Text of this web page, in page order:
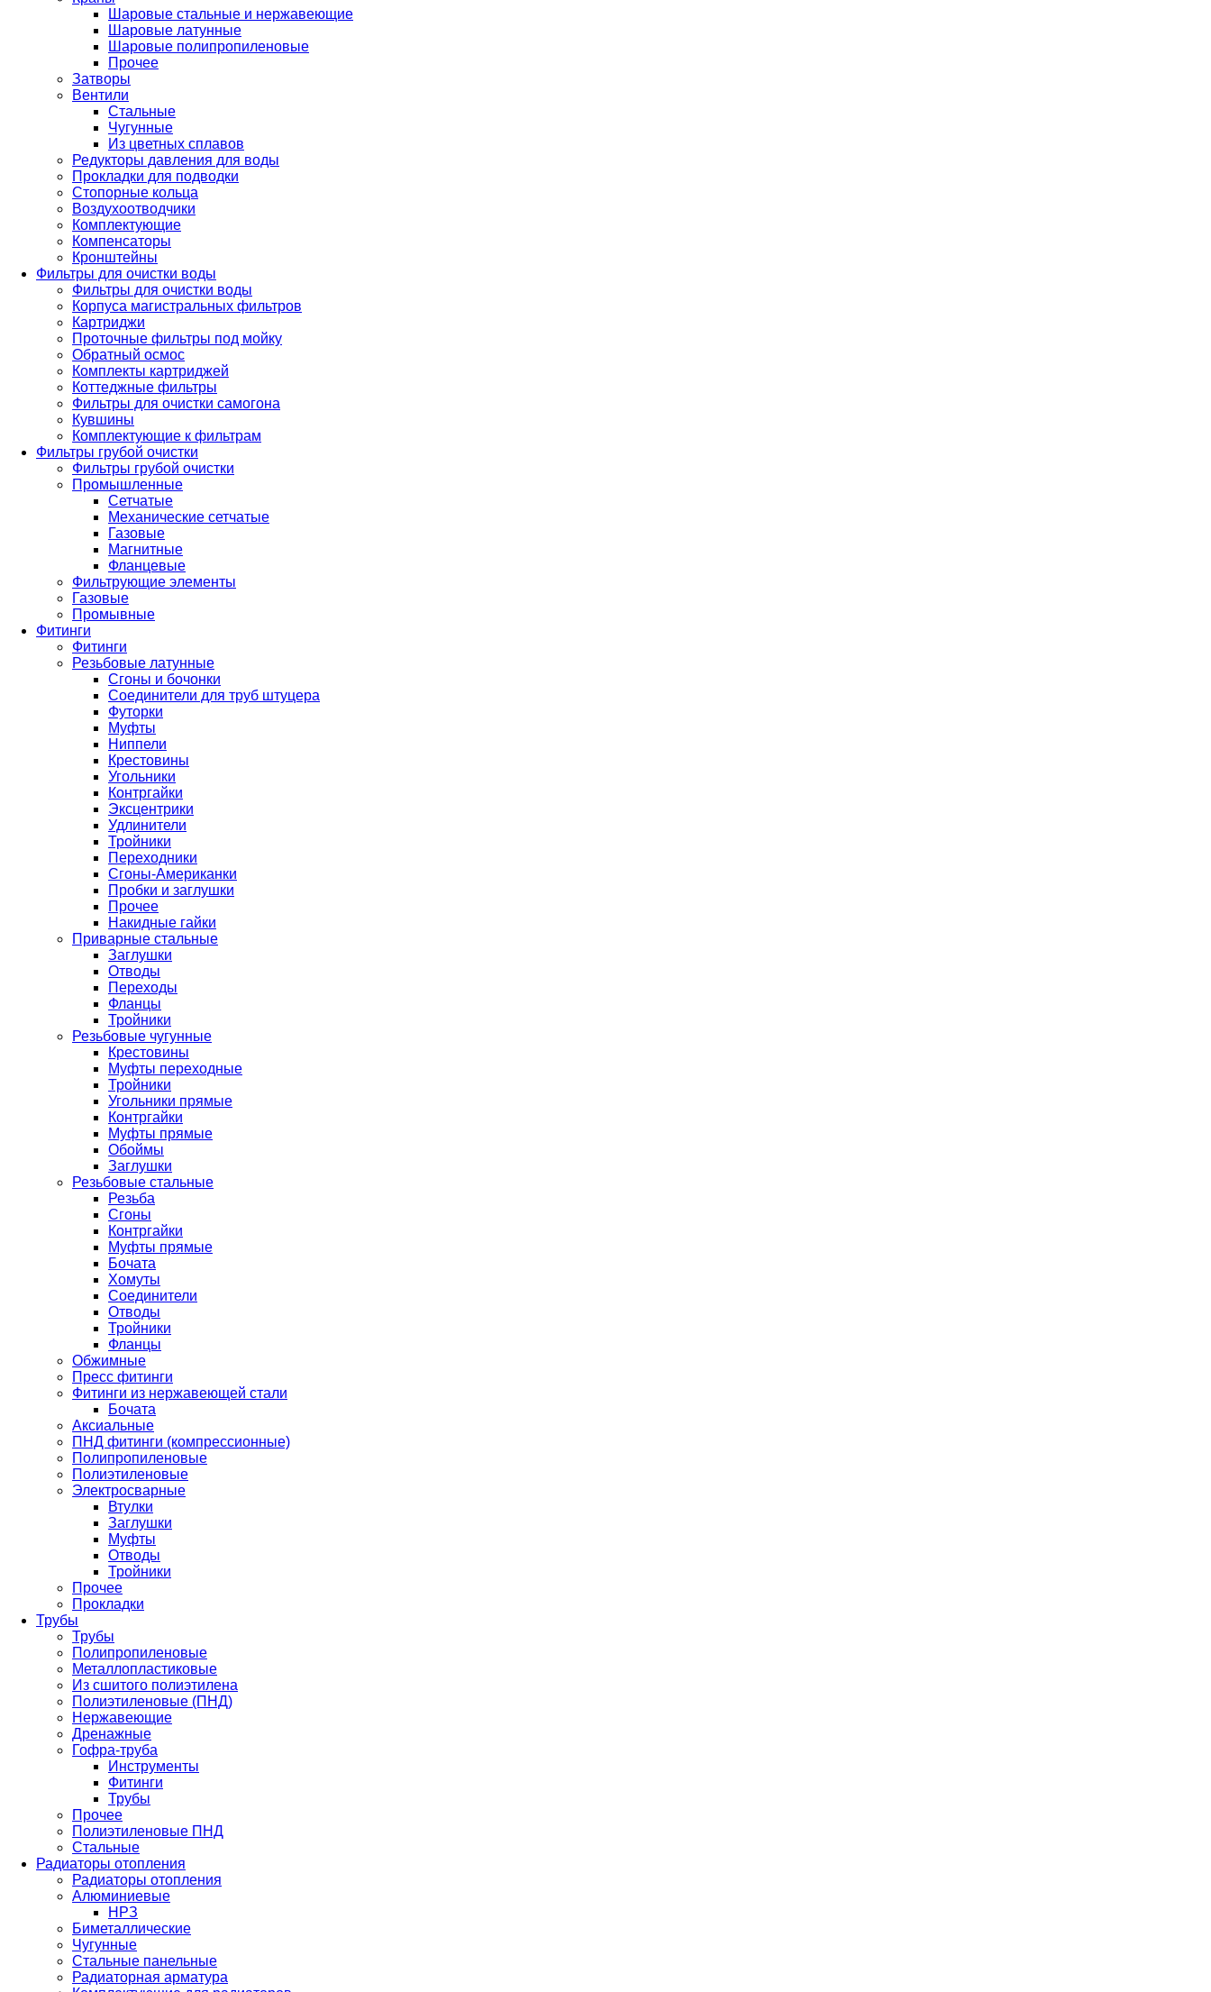
Шаровые стальные и нержавеющие
Шаровые латунные
Шаровые полипропиленовые
Прочее
Затворы
Вентили
Стальные
Чугунные
Из цветных сплавов
Редукторы давления для воды
Прокладки для подводки
Стопорные кольца
Воздухоотводчики
Комплектующие
Компенсаторы
Кронштейны
Фильтры для очистки воды
Фильтры для очистки воды
Корпуса магистральных фильтров
Картриджи
Проточные фильтры под мойку
Обратный осмос
Комплекты картриджей
Коттеджные фильтры
Фильтры для очистки самогона
Кувшины
Комплектующие к фильтрам
Фильтры грубой очистки
Фильтры грубой очистки
Промышленные
Сетчатые
Механические сетчатые
Газовые
Магнитные
Фланцевые
Фильтрующие элементы
Газовые
Промывные
Фитинги
Фитинги
Резьбовые латунные
Сгоны и бочонки
Соединители для труб штуцера
Футорки
Муфты
Ниппели
Крестовины
Угольники
Контргайки
Эксцентрики
Удлинители
Тройники
Переходники
Сгоны-Американки
Пробки и заглушки
Прочее
Накидные гайки
Приварные стальные
Заглушки
Отводы
Переходы
Фланцы
Тройники
Резьбовые чугунные
Крестовины
Муфты переходные
Тройники
Угольники прямые
Контргайки
Муфты прямые
Обоймы
Заглушки
Резьбовые стальные
Резьба
Сгоны
Контргайки
Муфты прямые
Бочата
Хомуты
Соединители
Отводы
Тройники
Фланцы
Обжимные
Пресс фитинги
Фитинги из нержавеющей стали
Бочата
Аксиальные
ПНД фитинги (компрессионные)
Полипропиленовые
Полиэтиленовые
Электросварные
Втулки
Заглушки
Муфты
Отводы
Тройники
Прочее
Прокладки
Трубы
Трубы
Полипропиленовые
Металлопластиковые
Из сшитого полиэтилена
Полиэтиленовые (ПНД)
Нержавеющие
Дренажные
Гофра-труба
Инструменты
Фитинги
Трубы
Прочее
Полиэтиленовые ПНД
Стальные
Радиаторы отопления
Радиаторы отопления
Алюминиевые
НРЗ
Биметаллические
Чугунные
Стальные панельные
Радиаторная арматура